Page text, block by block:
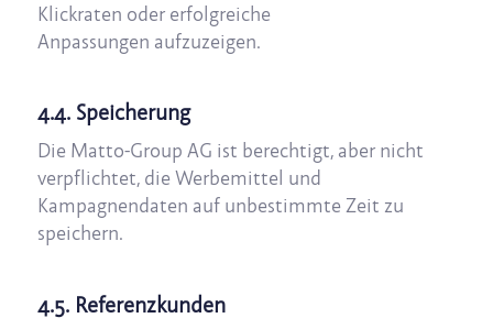
Klickraten oder erfolgreiche
Anpassungen aufzuzeigen.
4.4. Speicherung
Die Matto-Group AG ist berechtigt, aber nicht
verpflichtet, die Werbemittel und
Kampagnendaten auf unbestimmte Zeit zu
speichern.
4.5. Referenzkunden